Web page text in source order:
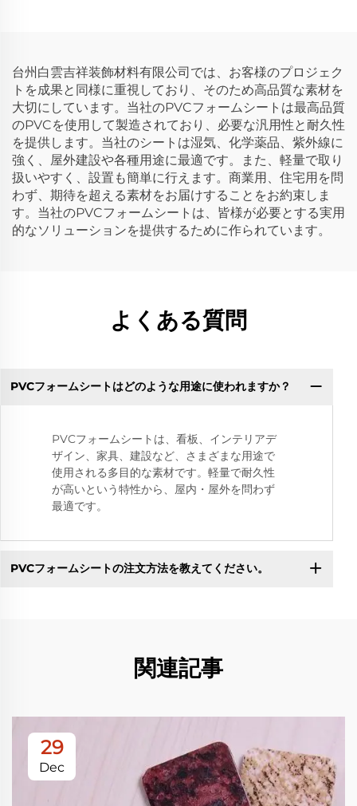
台州白雲吉祥装飾材料有限公司では、お客様のプロジェク
トを成果と同様に重視しており、そのため高品質な素材を
大切にしています。当社のPVCフォームシートは最高品質
のPVCを使用して製造されており、必要な汎用性と耐久性
を提供します。当社のシートは湿気、化学薬品、紫外線に
強く、屋外建設や各種用途に最適です。また、軽量で取り
扱いやすく、設置も簡単に行えます。商業用、住宅用を問
わず、期待を超える素材をお届けすることをお約束しま
す。当社のPVCフォームシートは、皆様が必要とする実用
的なソリューションを提供するために作られています。
よくある質問
PVCフォームシートはどのような用途に使われますか？
PVCフォームシートは、看板、インテリアデ
ザイン、家具、建設など、さまざまな用途で
使用される多目的な素材です。軽量で耐久性
が高いという特性から、屋内・屋外を問わず
最適です。
PVCフォームシートの注文方法を教えてください。
関連記事
29
Dec